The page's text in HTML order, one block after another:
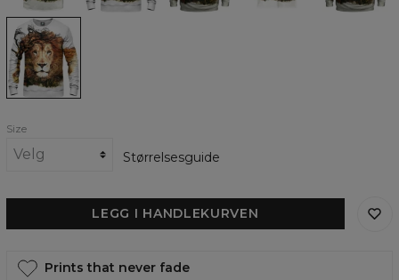
African
Lion
womens
sweatshirt
Size
Størrelsesguide
LEGG I HANDLEKURVEN
Prints that never fade